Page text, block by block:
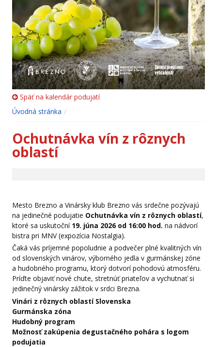
Späť na kalendár podujatí
Úvodná stránka
Ochutnávka vín z rôznych
oblastí
Mesto Brezno a Vinársky klub Brezno vás srdečne pozývajú
na jedinečné podujatie Ochutnávka vín z rôznych oblastí,
ktoré sa uskutoční 19. júna 2026 od 16:00 hod. na nádvorí
bistra pri MNV (expozícia Nostalgia).
Čaká vás príjemné popoludnie a podvečer plné kvalitných vín
od slovenských vinárov, výborného jedla v gurmánskej zóne
a hudobného programu, ktorý dotvorí pohodovú atmosféru.
Príďte objaviť nové chute, stretnúť priateľov a vychutnať si
jedinečný vinársky zážitok v srdci Brezna.
Vinári z rôznych oblastí Slovenska
Gurmánska zóna
Hudobný program
Možnosť zakúpenia degustačného pohára s logom
podujatia